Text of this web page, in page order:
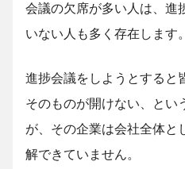
会議の欠席が多い人は、進
いない人も多く存在します。
進捗会議をしようとすると
そのものが開けない、とい
が、その企業は会社全体と
解できていません。